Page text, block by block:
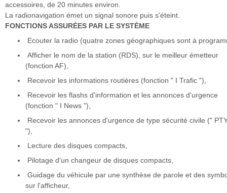
accessoires, de 20 minutes environ.
La radionavigation émet un signal sonore puis s'éteint.
FONCTIONS ASSURÉES PAR LE SYSTÈME
Ecouter la radio (quatre zones géographiques sont à
Afficher le nom de la station (RDS), sur le meilleur émetteur
(fonction AF),
Recevoir les informations routières (fonction " I Trafic "),
Recevoir les flashs d'information et les annonces d'urgence
(fonction " I News "),
Recevoir les annonces d'urgence de type sécurité civile ("
"),
Lecture des disques compacts,
Pilotage d'un changeur de disques compacts,
Guidage du véhicule par une synthèse de parole et des
sur l'afficheur,